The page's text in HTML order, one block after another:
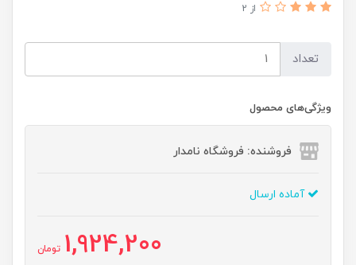
از 2
تعداد
ویژگی‌های محصول
فروشنده: فروشگاه نامدار
آماده ارسال
1,924,200 تومان